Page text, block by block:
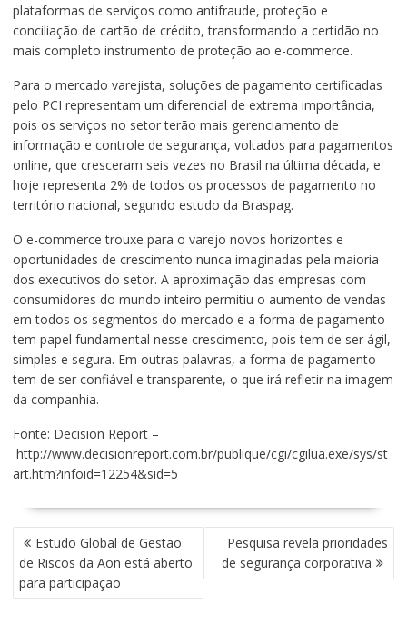
plataformas de serviços como antifraude, proteção e
conciliação de cartão de crédito, transformando a certidão no
mais completo instrumento de proteção ao e-commerce.
Para o mercado varejista, soluções de pagamento certificadas
pelo PCI representam um diferencial de extrema importância,
pois os serviços no setor terão mais gerenciamento de
informação e controle de segurança, voltados para pagamentos
online, que cresceram seis vezes no Brasil na última década, e
hoje representa 2% de todos os processos de pagamento no
território nacional, segundo estudo da Braspag.
O e-commerce trouxe para o varejo novos horizontes e
oportunidades de crescimento nunca imaginadas pela maioria
dos executivos do setor. A aproximação das empresas com
consumidores do mundo inteiro permitiu o aumento de vendas
em todos os segmentos do mercado e a forma de pagamento
tem papel fundamental nesse crescimento, pois tem de ser ágil,
simples e segura. Em outras palavras, a forma de pagamento
tem de ser confiável e transparente, o que irá refletir na imagem
da companhia.
Fonte: Decision Report –
http://www.decisionreport.com.br/publique/cgi/cgilua.exe/sys/st
art.htm?infoid=12254&sid=5
NAVEGAÇÃO
DE
POST
Estudo Global de Gestão
de Riscos da Aon está aberto
para participação
Pesquisa revela prioridades
de segurança corporativa